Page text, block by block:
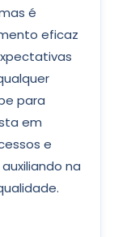
é
eficaz
para
em
e
na